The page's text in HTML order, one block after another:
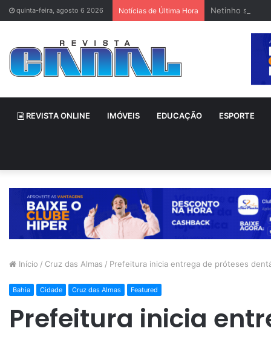
quinta-feira, agosto 6 2026 Notícias de Última Hora Netinho sofre
REVISTA ONLINE IMÓVEIS EDUCAÇÃO ESPORTE
Início / Cruz das Almas / Prefeitura inicia entrega de próteses
Bahia Cidade Cruz das Almas Featured
Prefeitura inicia